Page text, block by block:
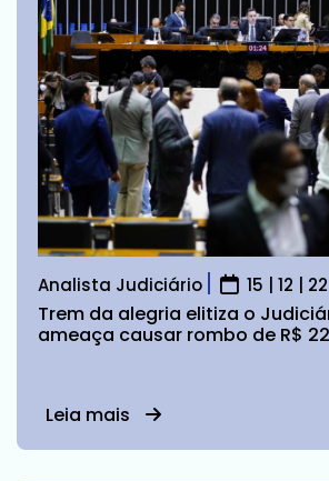
Analista Judiciário 15 | 12 | 22
Trem da alegria elitiza o
ameaça causar rombo de R$
Leia mais